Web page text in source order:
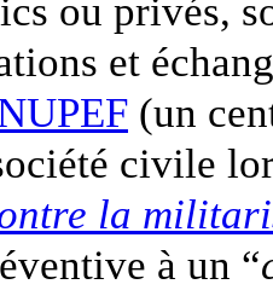
ou privés,
et
(un
civile
la
à un “